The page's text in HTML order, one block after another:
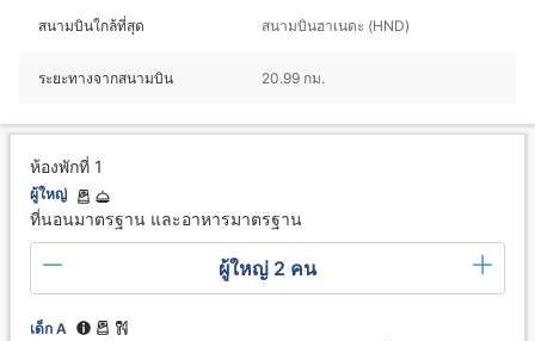
สนามบินใกล้ที่สุด สนามบินฮาเนดะ (HND)
ระยะทางจากสนามบิน 20.99 กม.
ห้องพักที่ 1
ผู้ใหญ่
ที่นอนมาตรฐาน และอาหารมาตรฐาน
ผู้ใหญ่ 2 คน
เด็ก A